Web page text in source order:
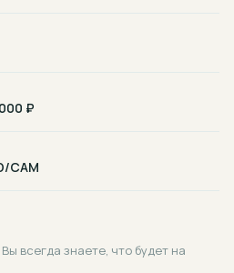
₽
CAM
всегда знаете, что будет на